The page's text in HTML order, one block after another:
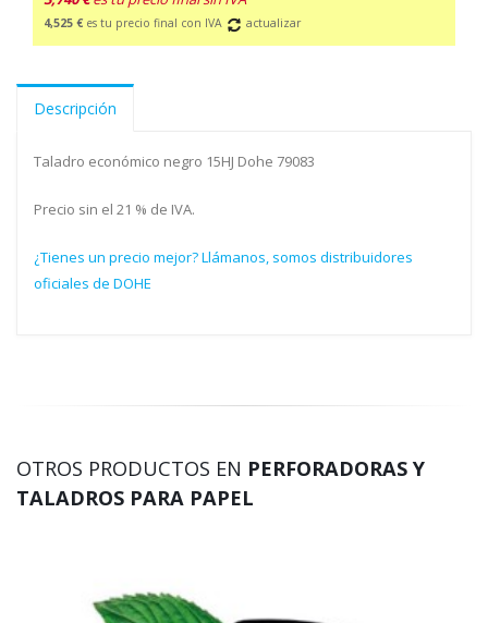
4,525 € es tu precio final con IVA actualizar
Descripción
Taladro económico negro 15HJ Dohe 79083
Precio sin el 21 % de IVA.
¿Tienes un precio mejor? Llámanos, somos distribuidores
oficiales de DOHE
OTROS PRODUCTOS EN PERFORADORAS Y
TALADROS PARA PAPEL